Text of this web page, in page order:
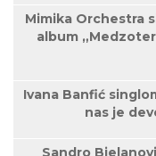
Mimika Orchestra
album
Ivana Banfić
nas je
Sandro